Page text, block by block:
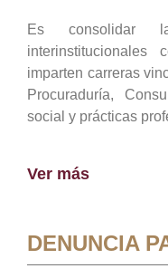
Es consolidar
imparten carreras
Procuraduría,
social y prácticas
Ver más
DENUNCIA